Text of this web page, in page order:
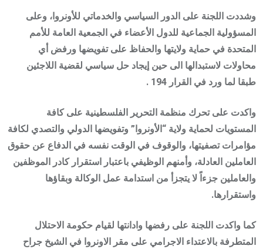
وشددت اللجنة على الدور السياسي والخدماتي للأونروا، وعلى
المسؤولية الجماعية للدول الأعضاء في الجمعية العامة للأمم
المتحدة في حماية ولايتها والحفاظ على تفويضها ورفض أي
محاولات لاستبدالها الى حين إيجاد حل سياسي لقضية اللاجئين
طبقا لما ورد في القرار 194 .
واكدت على تحرك منظمة التحرير الفلسطينية على كافة
المستويات لحماية ولاية “الأونروا” وتفويضها الدولي والتصدي لكافة
مؤامرات تصفيتها، والوقوف في الوقت نفسه في الدفاع عن حقوق
العاملين العادلة، وأمنهم الوظيفي باعتبار استقرار كادر الموظفين
والعاملين جزءاً لا يتجزأ من استدامة عمل الوكالة وبقاؤها
واستقرارها.
كما واكدت اللجنة على رفضها وادانتها لقيام حكومة الاحتلال
المتطرفة بالاعتداء الاجرامي على مقر الاونروا في الشيخ جراح